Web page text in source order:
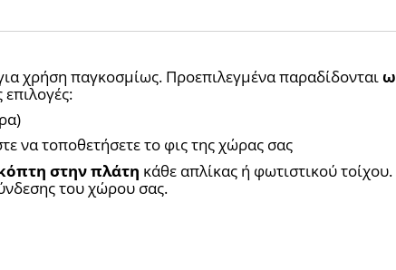
χρήση παγκοσμίως. Προεπιλεγμένα παραδίδονται
επιλογές:
να τοποθετήσετε το φις της χώρας σας
στην πλάτη κάθε απλίκας ή φωτιστικού
του χώρου σας.